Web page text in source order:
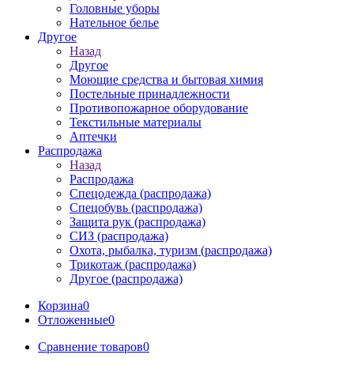
Головные уборы
Нательное белье
Другое
Назад
Другое
Моющие средства и бытовая химия
Постельные принадлежности
Противопожарное оборудование
Текстильные материалы
Аптечки
Распродажа
Назад
Распродажа
Спецодежда (распродажа)
Спецобувь (распродажа)
Защита рук (распродажа)
СИЗ (распродажа)
Охота, рыбалка, туризм (распродажа)
Трикотаж (распродажа)
Другое (распродажа)
Корзина0
Отложенные0
Сравнение товаров0